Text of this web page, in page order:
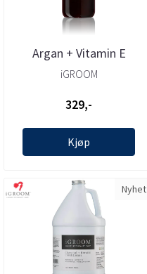
Argan + Vitamin E
Conditioner 473 ml,
iGROOM
329,-
Kjøp
Nyhet